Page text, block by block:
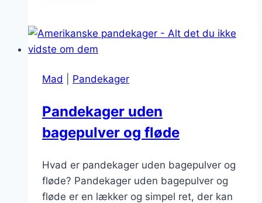
og
vaniljesukker
Mad Pandekager
Pandekager uden
bagepulver og fløde
Hvad er pandekager uden bagepulver og
fløde? Pandekager uden bagepulver og
fløde er en lækker og simpel ret, der kan